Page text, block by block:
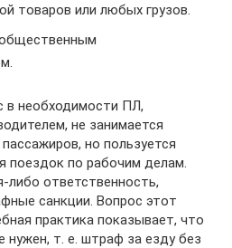
товаров или любых грузов.
в необходимости ПЛ,
не занимается
но пользуется
по рабочим делам.
либо ответственность,
санкции. Вопрос этот
практика показывает, что
нужен, т. е. штраф за езду без